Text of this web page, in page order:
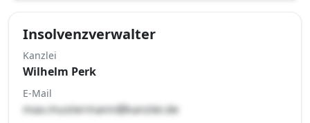
Insolvenzverwalter
Kanzlei
Wilhelm Perk
E-Mail
max.mustermann@kanzlei.de